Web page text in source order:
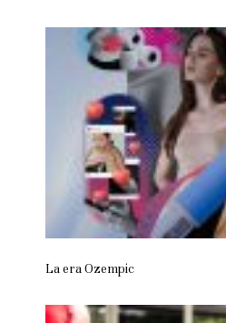
La era Ozempic